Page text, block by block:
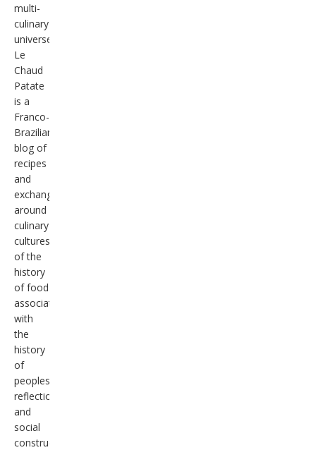
multi-
culinary
universe.
Le
Chaud
Patate
is a
Franco-
Brazilian
blog of
recipes
and
exchanges
around
culinary
cultures,
of the
history
of food
associated
with
the
history
of
peoples,
reflection
and
social
construction